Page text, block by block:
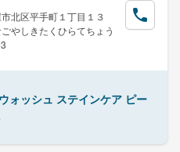
北区平手町１丁目１３
やしきたくひらてちょう
ォッシュ ステインケア ピー